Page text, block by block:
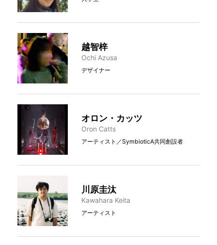
越智梓
Ochi Azusa
デザイナー
オロン・カッツ
Oron Catts
アーティスト／SymbioticA共同創設者
川原圭汰
Kawahara Keita
アーティスト